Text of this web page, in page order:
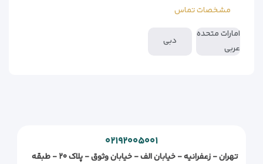
مشخصات تماس
امارات متحده
عربی
دبی
۰۲۱۹۲۰۰۵۰۰۱
تهران - زعفرانیه - خیابان الف - خیابان وثوق - پلاک ۲۰ - طبقه